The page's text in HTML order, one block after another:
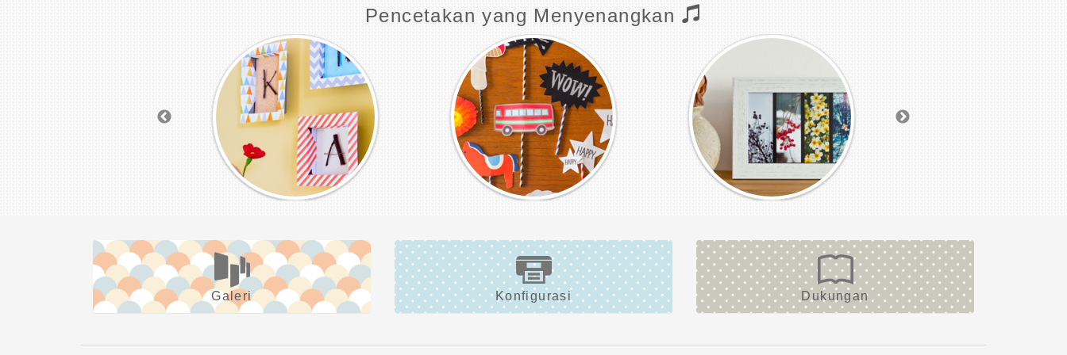
Pencetakan yang Menyenangkan
Galeri Konfigurasi Dukungan